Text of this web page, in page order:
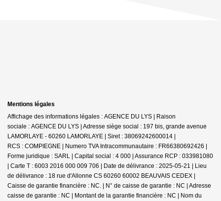
Mentions légales
Affichage des informations légales : AGENCE DU LYS | Raison
sociale : AGENCE DU LYS | Adresse siège social : 197 bis, grande avenue
LAMORLAYE - 60260 LAMORLAYE | Siret : 38069242600014 |
RCS : COMPIEGNE | Numero TVA Intracommunautaire : FR66380692426 |
Forme juridique : SARL | Capital social : 4 000 | Assurance RCP : 033981080
| Carte T : 6003 2016 000 009 706 | Date de délivrance : 2025-05-21 | Lieu
de délivrance : 18 rue d'Allonne CS 60260 60002 BEAUVAIS CEDEX |
Caisse de garantie financière : NC. | N° de caisse de garantie : NC | Adresse
caisse de garantie : NC | Montant de la garantie financière : NC | Nom du